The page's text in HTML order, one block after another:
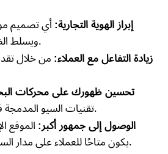
إبراز الهوية التجارية: أي تصميم
ويسلط الضوء على خدماتك.
زيادة التفاعل مع العملاء: من خلال
تحسين ظهورك على محركات
تقنيات السيو المدمجة في تصميم الموقع.
الوصول إلى جمهور أكبر: الموقع
يكون متاحًا للعملاء على مدار الساعة ومن أي مكان.